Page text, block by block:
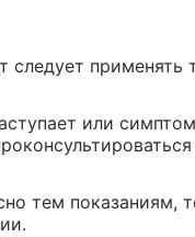
следует
или
тем показаниям,